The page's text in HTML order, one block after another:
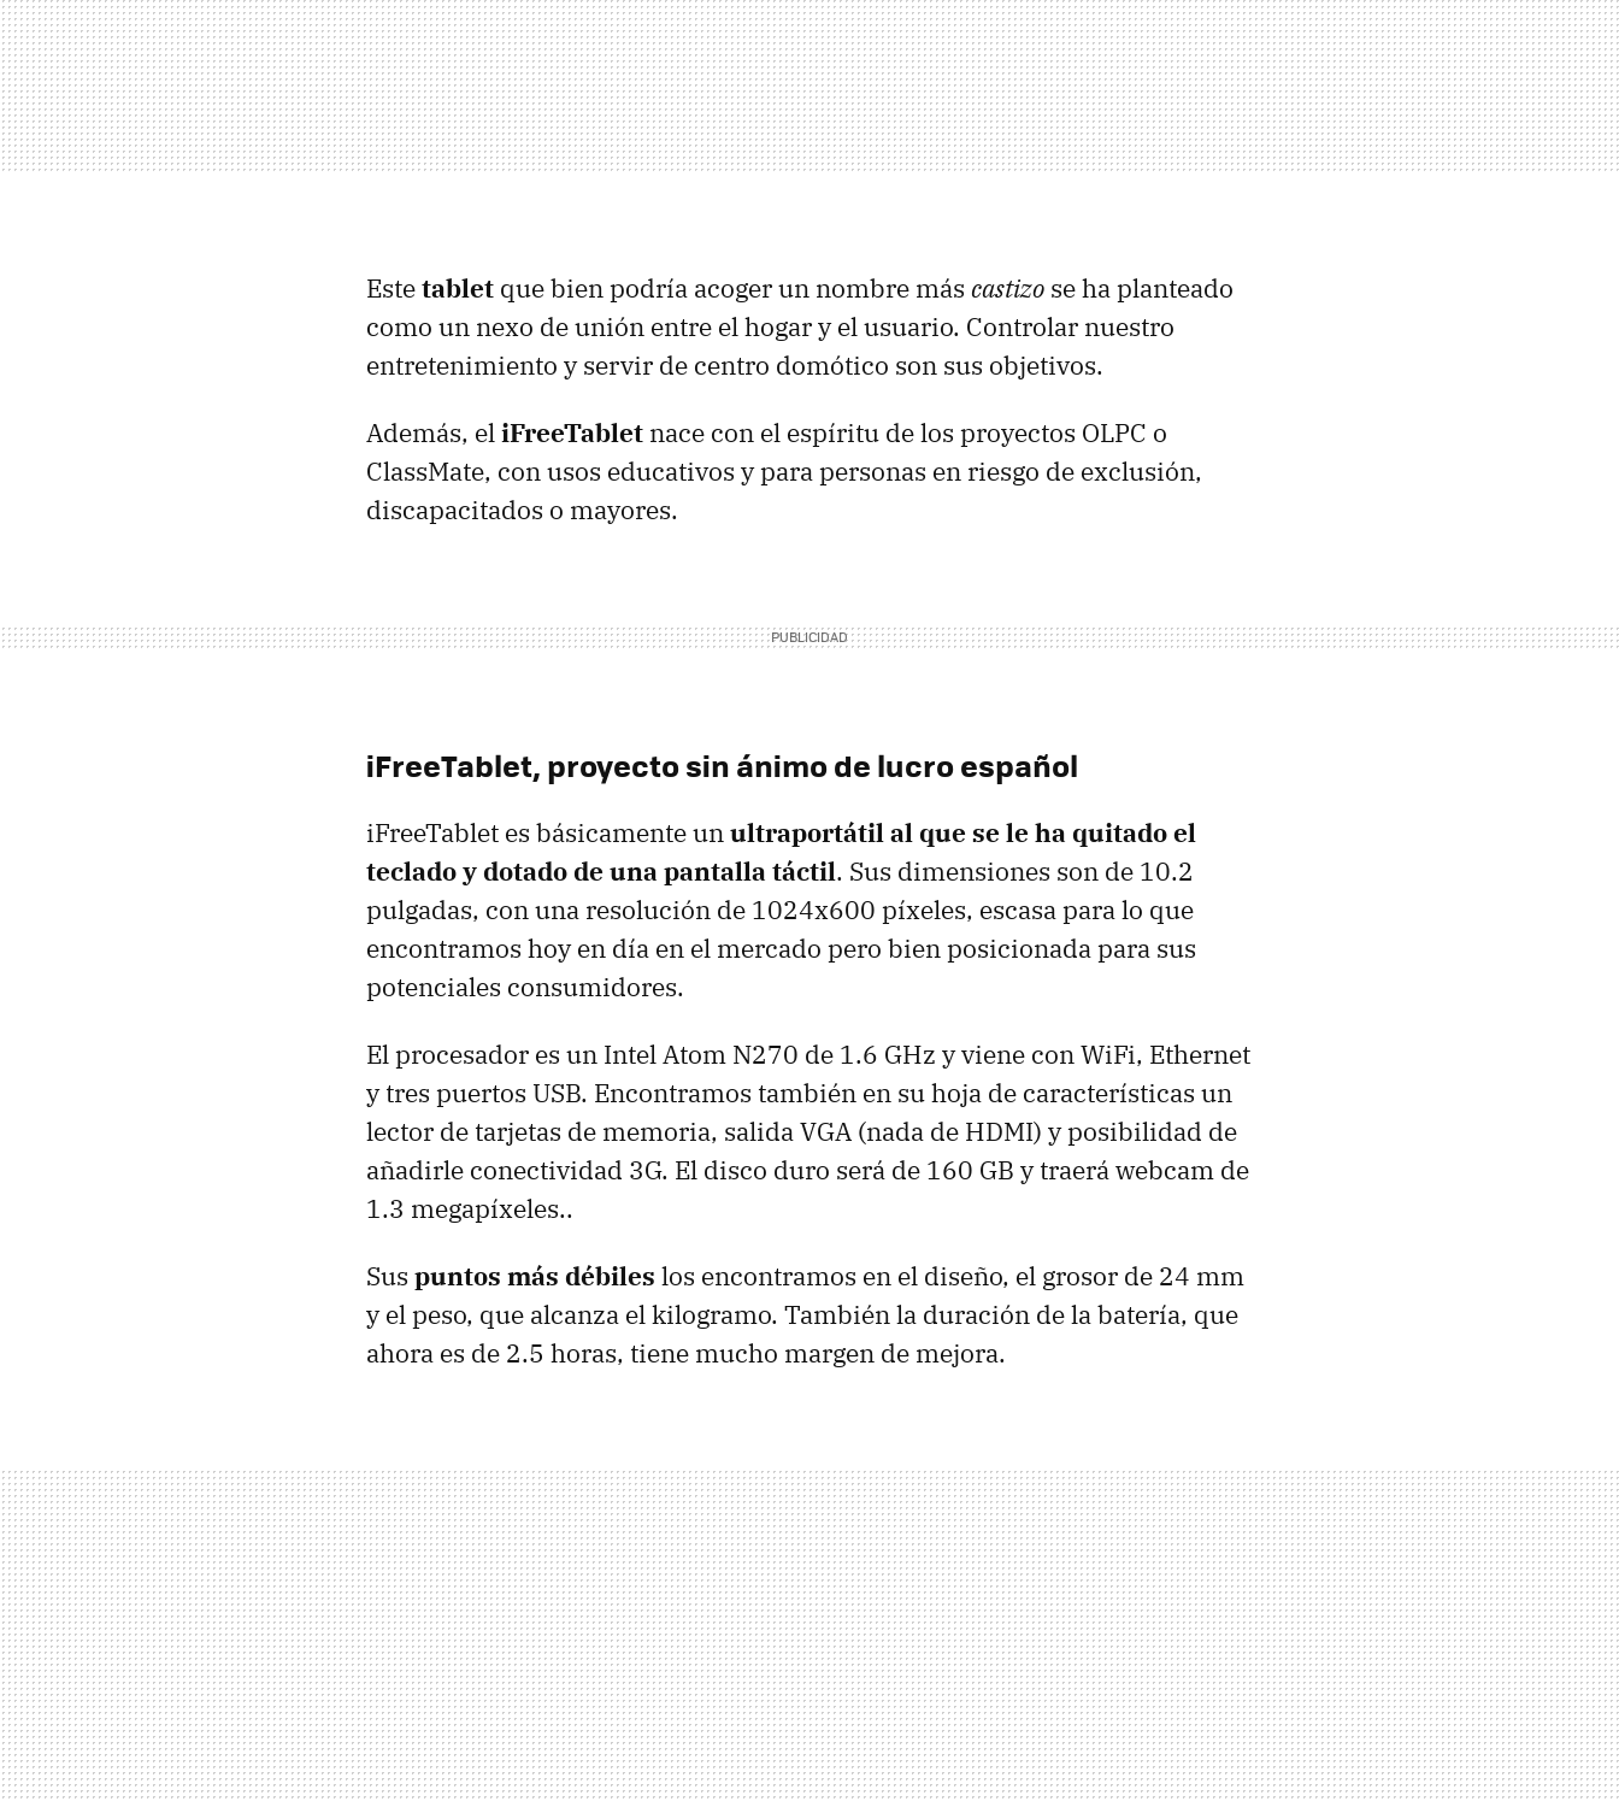
Estetablet que bien podría acoger un nombre más castizo se ha planteado
como un nexo de unión entre el hogar y el usuario. Controlar nuestro
entretenimiento y servir de centro domótico son sus objetivos.
Además, eliFreeTablet nace con el espíritu de los proyectos OLPC o
ClassMate, con usos educativos y para personas en riesgo de exclusión,
discapacitados o mayores.
iFreeTablet, proyecto sin ánimo de lucro español
iFreeTablet es básicamente unultraportátil al que se le ha quitado el
teclado y dotado de una pantalla táctil. Sus dimensiones son de 10.2
pulgadas, con una resolución de 1024x600 píxeles, escasa para lo que
encontramos hoy en día en el mercado pero bien posicionada para sus
potenciales consumidores.
El procesador es un Intel Atom N270 de 1.6 GHz y viene con WiFi, Ethernet
y tres puertos USB. Encontramos también en su hoja de características un
lector de tarjetas de memoria, salida VGA (nada de HDMI) y posibilidad de
añadirle conectividad 3G. El disco duro será de 160 GB y traerá webcam de
1.3 megapíxeles..
Sus puntos más débiles los encontramos en el diseño, el grosor de 24 mm
y el peso, que alcanza el kilogramo. También la duración de la batería, que
ahora es de 2.5 horas, tiene mucho margen de mejora.